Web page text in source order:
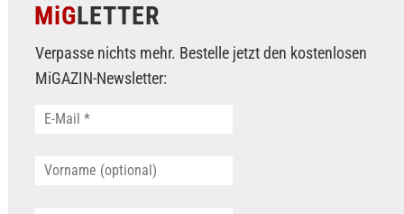
MiGLETTER
Verpasse nichts mehr. Bestelle jetzt den kostenlosen
MiGAZIN-Newsletter: